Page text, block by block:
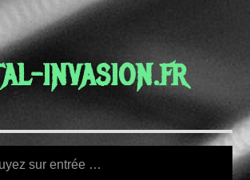
INVASION.FR